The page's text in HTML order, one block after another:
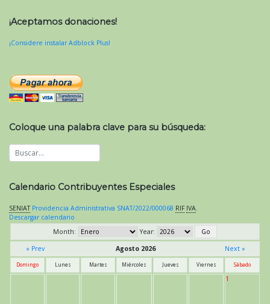
¡Aceptamos donaciones!
¡Considere instalar Adblock Plus!
Coloque una palabra clave para su búsqueda:
Calendario Contribuyentes Especiales
SENIAT Providencia Administrativa SNAT/2022/000068 RIF IVA.
Descargar calendario
Month:
Year:
« Prev
Agosto 2026 Next »
Domingo Lunes Martes Miércoles Jueves Viernes Sábado
1